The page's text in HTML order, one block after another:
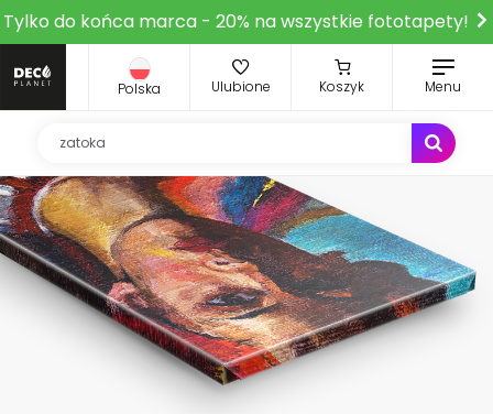
Tylko do końca marca - 20% na wszystkie fototapety!
Polska Ulubione Koszyk Menu